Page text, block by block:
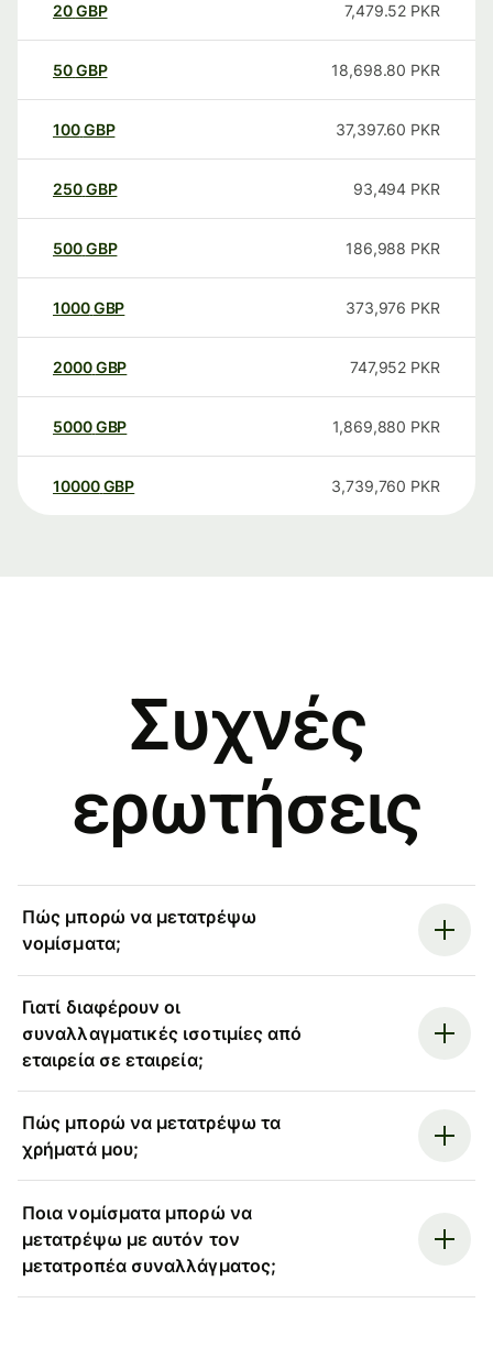
20GBP 7,479.52 PKR
50GBP 18,698.80 PKR
100GBP 37,397.60 PKR
250GBP 93,494 PKR
500GBP 186,988 PKR
1000GBP 373,976 PKR
2000GBP 747,952 PKR
5000GBP 1,869,880 PKR
10000 GBP 3,739,760 PKR
Συχνές
ερωτήσεις
Πώς μπορώ να μετατρέψω
νομίσματα;
Γιατί διαφέρουν οι
συναλλαγματικές ισοτιμίες από
εταιρεία σε εταιρεία;
Πώς μπορώ να μετατρέψω τα
χρήματά μου;
Ποια νομίσματα μπορώ να
μετατρέψω με αυτόν τον
μετατροπέα συναλλάγματος;